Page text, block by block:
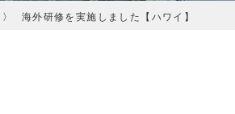
海外研修を実施しました【ハワイ】